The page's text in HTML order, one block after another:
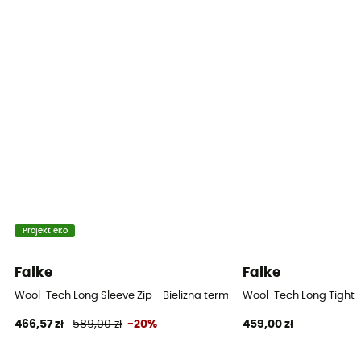
Projekt eko
Falke
Wool-Tech Long Sleeve Zip - Bielizna termiczna męska
466,57 zł 589,00 zł -20%
Falke
Wool-Tech Long Tight
459,00 zł